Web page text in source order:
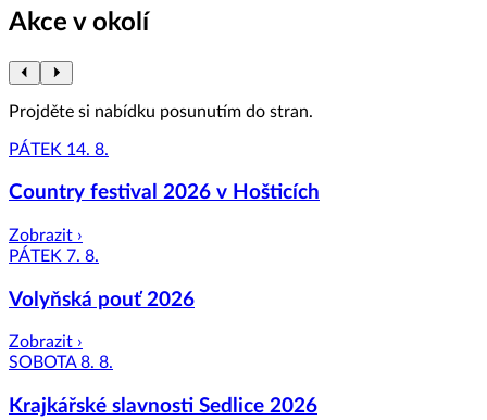
Akce v okolí
Projděte si nabídku posunutím do stran.
PÁTEK 14. 8.
Country festival 2026 v Hošticích
Zobrazit ›
PÁTEK 7. 8.
Volyňská pouť 2026
Zobrazit ›
SOBOTA 8. 8.
Krajkářské slavnosti Sedlice 2026